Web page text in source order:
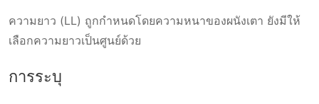
ความยาว (LL) ถูกกำหนดโดยความหนาของผนังเตา ยังมีให้
เลือกความยาวเป็นศูนย์ด้วย
การระบุ